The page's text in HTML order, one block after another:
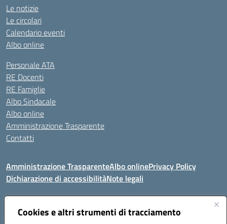
Cookies e altri strumenti di tracciamento
Le notizie
Le circolari
Calendario eventi
Albo online
Personale ATA
RE Docenti
RE Famiglie
Albo Sindacale
Albo online
Amministrazione Trasparente
Contatti
Amministrazione TrasparenteAlbo onlinePrivacy Policy
Dichiarazione di accessibilitàNote legali